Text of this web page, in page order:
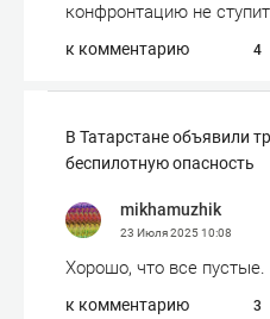
конфронтацию не ступит
к комментарию 4
В Татарстане объявили
беспилотную опасность
mikhamuzhik
23 Июля 202510:08
Хорошо, что все пустые.
к комментарию 3